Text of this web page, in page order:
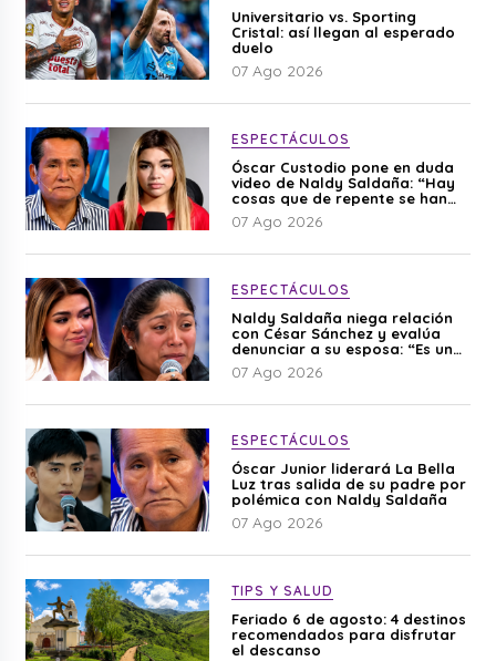
Universitario vs. Sporting
Cristal: así llegan al esperado
duelo
07 Ago 2026
ESPECTÁCULOS
Óscar Custodio pone en duda
video de Naldy Saldaña: “Hay
cosas que de repente se han
editado”
07 Ago 2026
ESPECTÁCULOS
Naldy Saldaña niega relación
con César Sánchez y evalúa
denunciar a su esposa: “Es una
difamación”
07 Ago 2026
ESPECTÁCULOS
Óscar Junior liderará La Bella
Luz tras salida de su padre por
polémica con Naldy Saldaña
07 Ago 2026
TIPS Y SALUD
Feriado 6 de agosto: 4 destinos
recomendados para disfrutar
el descanso